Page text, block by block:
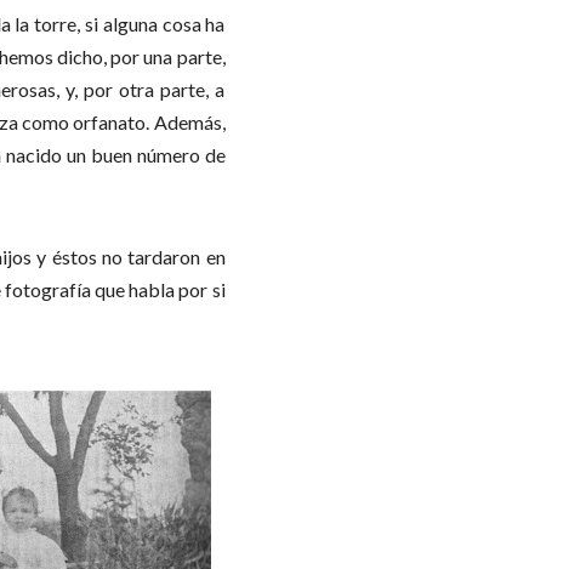
la torre, si alguna cosa ha
dicho, por una parte,
y, por otra parte, a
como orfanato. Además,
un buen número de
y éstos no tardaron en
fotografía que habla por si